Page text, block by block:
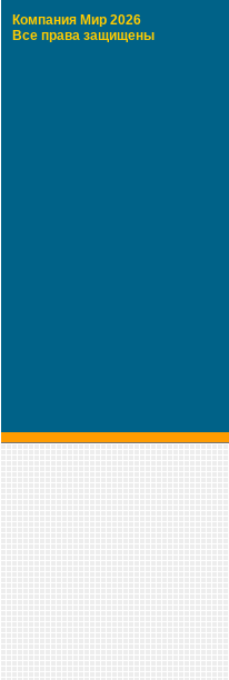
Компания Мир 2026
Все права защищены